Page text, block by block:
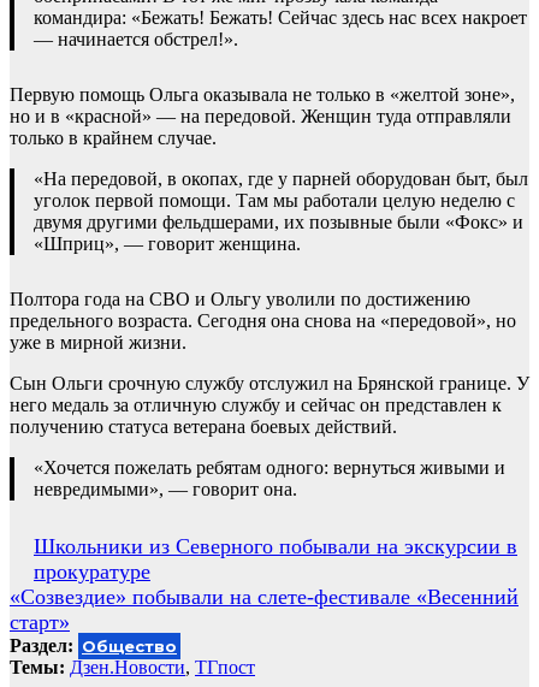
командира: «Бежать! Бежать! Сейчас здесь нас всех накроет
— начинается обстрел!».
Первую помощь Ольга оказывала не только в «желтой зоне»,
но и в «красной» — на передовой. Женщин туда отправляли
только в крайнем случае.
«На передовой, в окопах, где у парней оборудован быт, был
уголок первой помощи. Там мы работали целую неделю с
двумя другими фельдшерами, их позывные были «Фокс» и
«Шприц», — говорит женщина.
Полтора года на СВО и Ольгу уволили по достижению
предельного возраста. Сегодня она снова на «передовой», но
уже в мирной жизни.
Сын Ольги срочную службу отслужил на Брянской границе. У
него медаль за отличную службу и сейчас он представлен к
получению статуса ветерана боевых действий.
«Хочется пожелать ребятам одного: вернуться живыми и
невредимыми», — говорит она.
Навигация
по
записям
Школьники из Северного побывали на экскурсии в
прокуратуре
«Созвездие» побывали на слете-фестивале «Весенний
старт»
Раздел: Общество
Темы: Дзен.Новости, ТГпост